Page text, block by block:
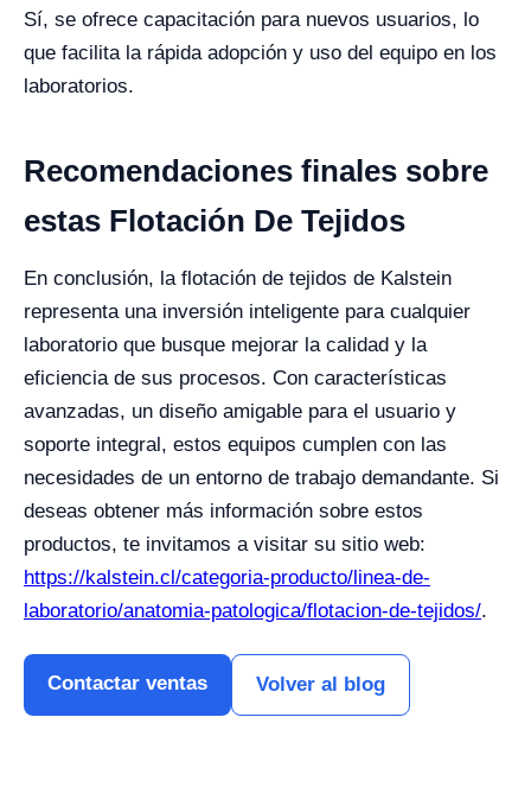
Sí, se ofrece capacitación para nuevos usuarios, lo
que facilita la rápida adopción y uso del equipo en los
laboratorios.
Recomendaciones finales sobre
estas Flotación De Tejidos
En conclusión, la flotación de tejidos de Kalstein
representa una inversión inteligente para cualquier
laboratorio que busque mejorar la calidad y la
eficiencia de sus procesos. Con características
avanzadas, un diseño amigable para el usuario y
soporte integral, estos equipos cumplen con las
necesidades de un entorno de trabajo demandante. Si
deseas obtener más información sobre estos
productos, te invitamos a visitar su sitio web:
https://kalstein.cl/categoria-producto/linea-de-
laboratorio/anatomia-patologica/flotacion-de-tejidos/.
Contactar ventas Volver al blog